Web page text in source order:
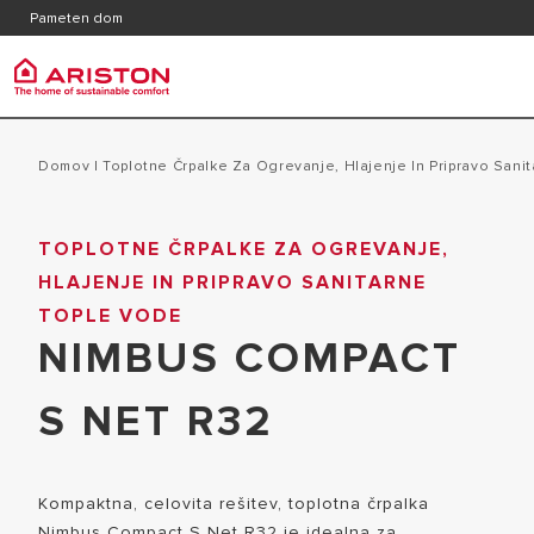
Pameten dom
Ariston Group
ZAPOSLITEV
produkti | CATEGORIES
GRELNIKI VODE
PLINSKI KOTLI
KLIMATSKE NAPRAVE
VENTILOKONVEKTORJI
TERMOREGULACIJA
Domov | Toplotne Črpalke Za Ogrevanje, Hlajenje In Pripravo
TOPLOTNE ČRPALKE ZA OGREVANJE,
HLAJENJE IN PRIPRAVO SANITARNE
TOPLE VODE
NIMBUS COMPACT
S NET R32
Kompaktna, celovita rešitev, toplotna črpalka